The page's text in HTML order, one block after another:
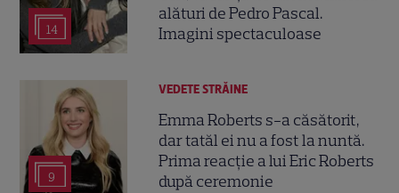
14
alături de Pedro Pascal.
Imagini spectaculoase
9
VEDETE STRĂINE
Emma Roberts s-a căsătorit,
dar tatăl ei nu a fost la nuntă.
Prima reacție a lui Eric Roberts
după ceremonie